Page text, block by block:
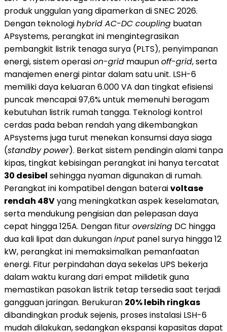
produk unggulan yang dipamerkan di SNEC 2026.
Dengan teknologihybrid AC-DC coupling buatan
APsystems, perangkat ini mengintegrasikan
pembangkit listrik tenaga surya (PLTS), penyimpanan
energi, sistem operasion-grid maupunoff-grid, serta
manajemen energi pintar dalam satu unit. LSH-6
memiliki daya keluaran 6.000 VA dan tingkat efisiensi
puncak mencapai 97,6% untuk memenuhi beragam
kebutuhan listrik rumah tangga. Teknologi kontrol
cerdas pada beban rendah yang dikembangkan
APsystems juga turut menekan konsumsi daya siaga
(standby power). Berkat sistem pendingin alami tanpa
kipas, tingkat kebisingan perangkat ini hanya tercatat
30 desibel sehingga nyaman digunakan di rumah.
Perangkat ini kompatibel dengan bateraivoltase
rendah 48Vyang meningkatkan aspek keselamatan,
serta mendukung pengisian dan pelepasan daya
cepat hingga 125A. Dengan fituroversizing DC hingga
dua kali lipat dan dukunganinput panel surya hingga 12
kW, perangkat ini memaksimalkan pemanfaatan
energi. Fitur perpindahan daya sekelas UPS bekerja
dalam waktu kurang dari empat milidetik guna
memastikan pasokan listrik tetap tersedia saat terjadi
gangguan jaringan. Berukuran 20% lebih ringkas
dibandingkan produk sejenis, proses instalasi LSH-6
mudah dilakukan, sedangkan ekspansi kapasitas dapat